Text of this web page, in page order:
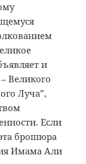
и
Великого
Луча”,
Если
брошюра
Имама Али